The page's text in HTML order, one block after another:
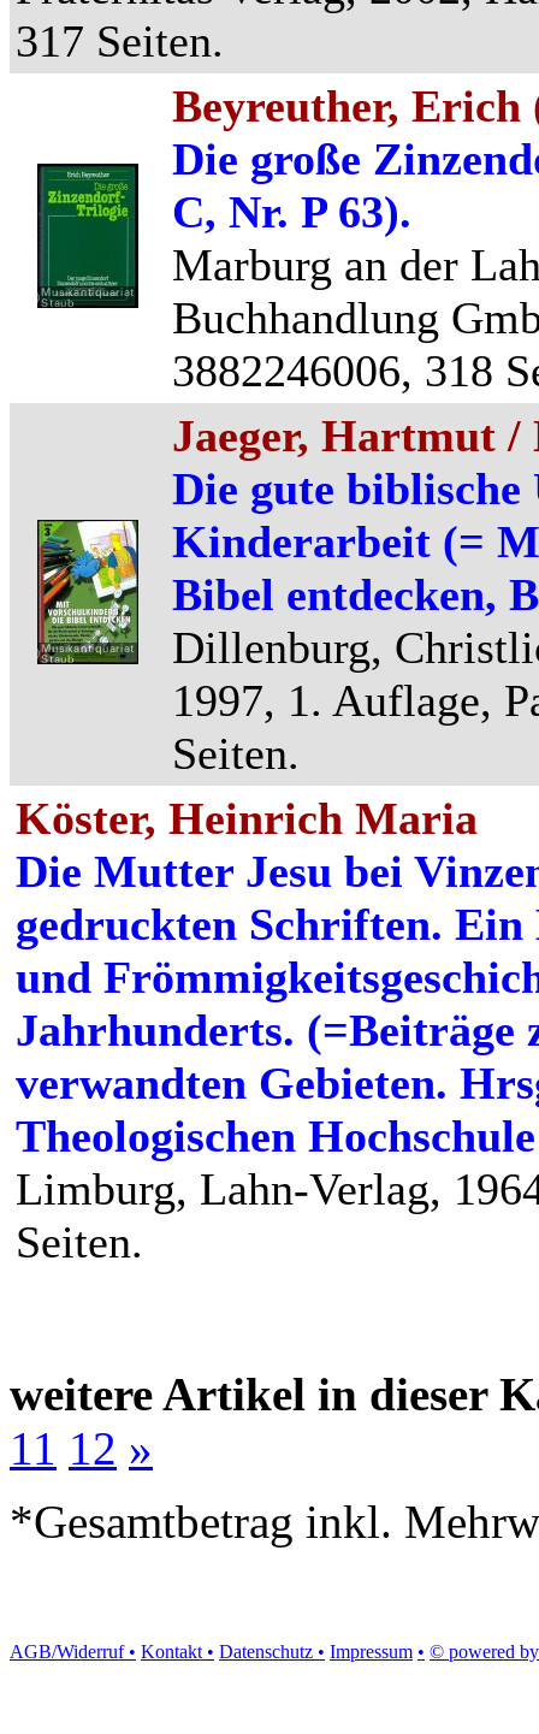
317 Seiten.
Beyreuther, Erich
Die große
C, Nr. P 63).
Marburg an der
Buchhandlung
3882246006, 318
Jaeger, Hartmut
Die gute
Kinderarbeit (=
Bibel entdecken,
Dillenburg,
1997, 1. Auflage,
Seiten.
Köster, Heinrich Maria
Die Mutter Jesu bei
gedruckten Schriften.
und
Jahrhunderts. (=Beiträge
verwandten Gebieten.
Theologischen
Limburg, Lahn-Verlag,
Seiten.
weitere Artikel in dieser
11 12 »
*Gesamtbetrag inkl.
AGB/Widerruf • Kontakt • Datenschutz • Impressum • © powered